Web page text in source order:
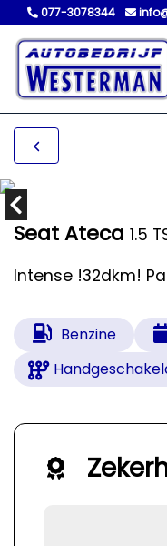
077-3078344
Seat Ateca 1.5
Intense !32dkm!
Benzine